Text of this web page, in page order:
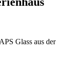
Glass aus der